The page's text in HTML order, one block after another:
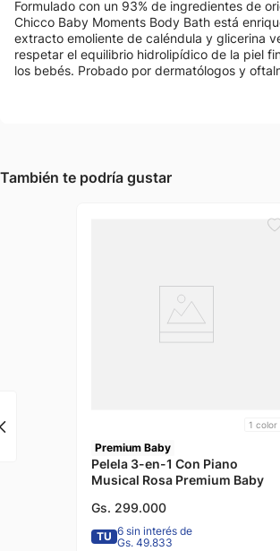
Formulado con un 93% de ingredientes de
Chicco Baby Moments Body Bath está
extracto emoliente de caléndula y glicerina
respetar el equilibrio hidrolipídico de la piel
los bebés. Probado por dermatólogos y
También te podría gustar
1 color
Premium Baby
Pelela 3-en-1 Con Piano
Musical Rosa Premium Baby
Gs. 299.000
TU 6 sin interés de
Gs. 49.833